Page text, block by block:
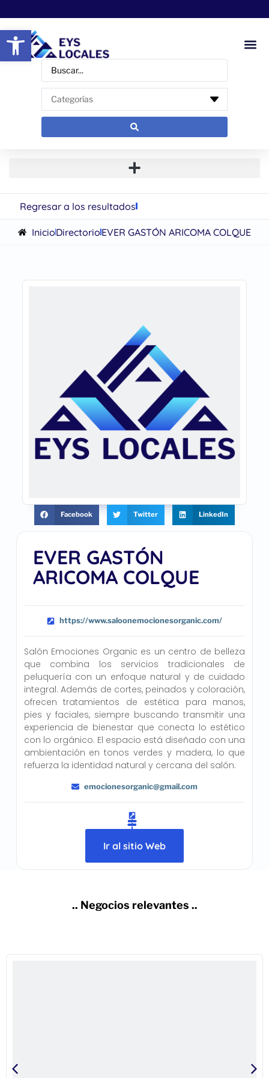
Abrir barra de herramientas
Regresar a los resultados
InicioDirectorioEVER GASTÓN ARICOMA COLQUE
EVER GASTÓN
ARICOMA COLQUE
https://www.saloonemocionesorganic.com/
Salón Emociones Organic es un centro de belleza
que combina los servicios tradicionales de
peluquería con un enfoque natural y de cuidado
integral. Además de cortes, peinados y coloración,
ofrecen tratamientos de estética para manos,
pies y faciales, siempre buscando transmitir una
experiencia de bienestar que conecta lo estético
con lo orgánico. El espacio está diseñado con una
ambientación en tonos verdes y madera, lo que
refuerza la identidad natural y cercana del salón.
emocionesorganic@gmail.com
Ir al sitio Web
Facebook Twitter LinkedIn
.. Negocios relevantes ..